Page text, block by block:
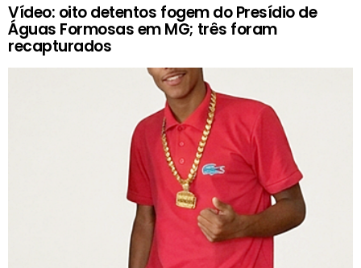
Vídeo: oito detentos fogem do Presídio de
Águas Formosas em MG; três foram
recapturados